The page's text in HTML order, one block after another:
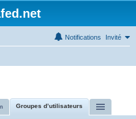
Invité
Notifications
Groupes d’utilisateurs